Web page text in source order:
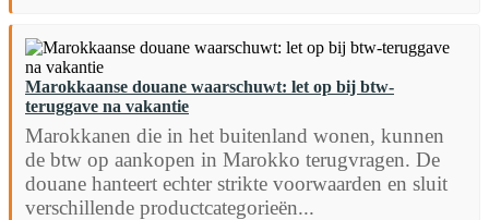
Marokkaanse douane waarschuwt: let op bij btw-
teruggave na vakantie
Marokkanen die in het buitenland wonen, kunnen
de btw op aankopen in Marokko terugvragen. De
douane hanteert echter strikte voorwaarden en sluit
verschillende productcategorieën...